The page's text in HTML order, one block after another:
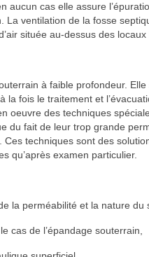
aucun cas elle assure
La ventilation de la fosse
située au-dessus des locaux
à faible profondeur.
la fois le traitement et
oeuvre des techniques
du fait de leur trop grande
techniques sont des
qu’après examen particulier.
la perméabilité et la nature du
cas de l’épandage souterrain,